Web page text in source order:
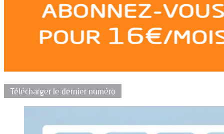
Télécharger le dernier numéro